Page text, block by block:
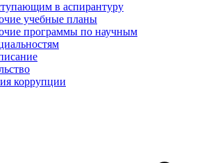
в аспирантуру
учебные планы
программы по научным
коррупции